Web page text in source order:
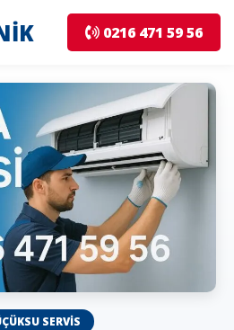
0216 471 59 56
SERVIS